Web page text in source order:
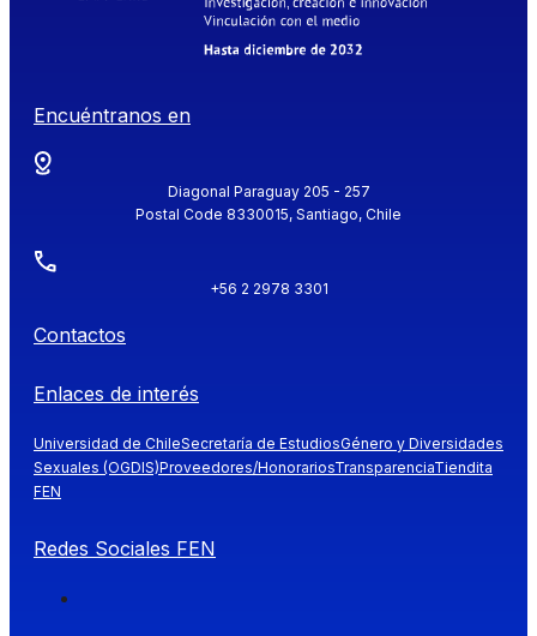
Encuéntranos en
Diagonal Paraguay 205 - 257
Postal Code 8330015, Santiago, Chile
+56 2 2978 3301
Contactos
Enlaces de interés
Universidad de ChileSecretaría de EstudiosGénero y Diversidades
Sexuales (OGDIS)Proveedores/HonorariosTransparenciaTiendita
FEN
Redes Sociales FEN